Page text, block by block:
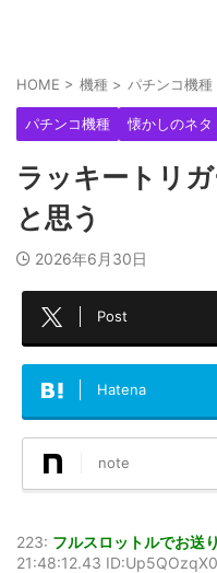
HOME > 機種 > パチンコ機種
パチンコ機種 懐かしのネタ
ラッキートリ
と思う
2026年6月30日
Post
Hatena
note
223: フルスロットルでお送
21:48:12.43 ID:Up5QOzqX0